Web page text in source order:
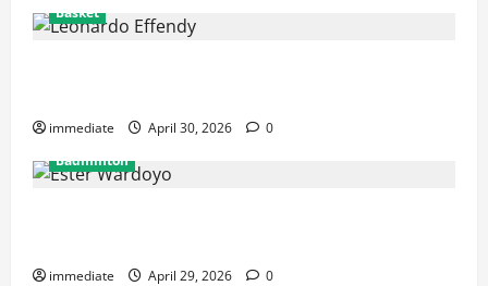
Basket
immediate April 30, 2026
0
Badminton
immediate April 29, 2026
0